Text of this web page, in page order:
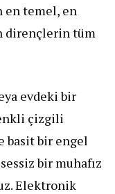
en temel, en
dirençlerin tüm
evdeki bir
çizgili
basit bir engel
bir muhafız
Elektronik